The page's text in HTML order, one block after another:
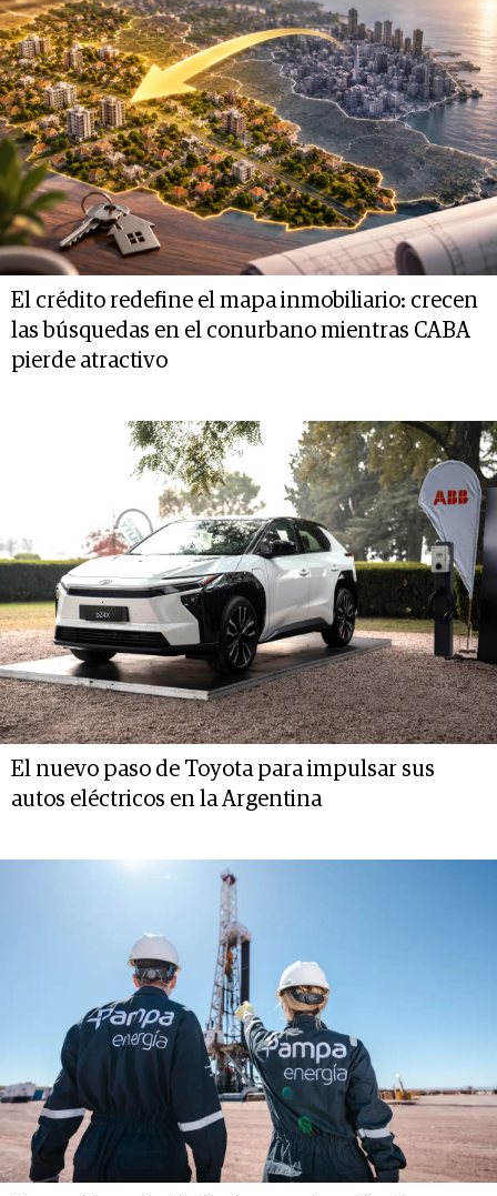
El crédito redefine el mapa inmobiliario: crecen
las búsquedas en el conurbano mientras CABA
pierde atractivo
El nuevo paso de Toyota para impulsar sus
autos eléctricos en la Argentina